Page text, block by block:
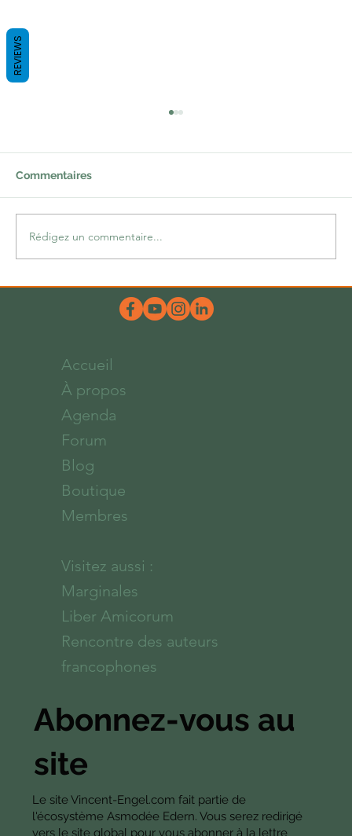
Une belle dose d’hum-ours
Commentaires
Rédigez un commentaire...
Abonnez-vous au
site
Le site Vincent-Engel.com fait partie de
l'écosystème Asmodée Edern. Vous serez redirigé
Accueil
À propos
Agenda
Forum
Blog
Boutique
Membres
Visitez aussi :
Marginales
Liber Amicorum
Rencontre des auteurs
francophones
REVIEWS